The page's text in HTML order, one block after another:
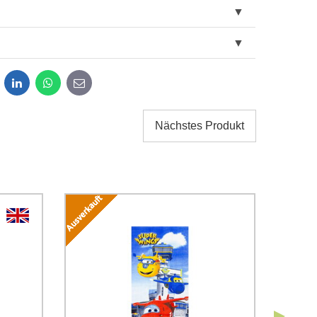
einverstanden. Ich habe
Firma Bomba s.r.o. zur Kenntnis genommen.
LinkedInWhatsApp
E-
mail
Nächstes Produkt